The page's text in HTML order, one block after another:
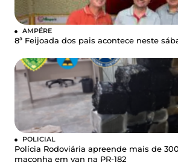
AMPÉRE
8ª Feijoada dos pais acontece neste
POLICIAL
Polícia Rodoviária apreende mais de
maconha em van na PR-182